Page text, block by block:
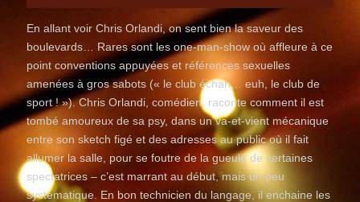
En allant voir Chris Orlandi, on sent bien la saveur des
boulevards… Rares sont les one-man-show où affleure à ce
point conventions appuyées et références sexuelles
amenées à gros sabots (« le club échan… euh, le club de
sport ! »). Chris Orlandi, comédien, raconte comment il est
tombé amoureux de sa psy, dans un va-et-vient mécanique
entre son sketch figé et des adresses au public où il fait
allumer la salle, pour se foutre de la gueule de certaines
spectatrices – c’est marrant au début, mais un peu
systématique. En bon technicien du langage, il enchaine les